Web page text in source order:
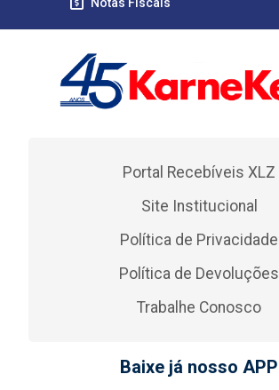
Portal Recebíveis XLZ
Site Institucional
Política de Privacidade
Política de Devoluções
Trabalhe Conosco
Baixe já nosso APP